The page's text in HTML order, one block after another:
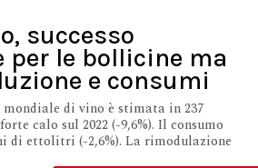
successo
per le bollicine ma
e consumi
mondiale di vino è stimata in 237
calo sul 2022 (-9,6%). Il consumo
di ettolitri (-2,6%). La rimodulazione